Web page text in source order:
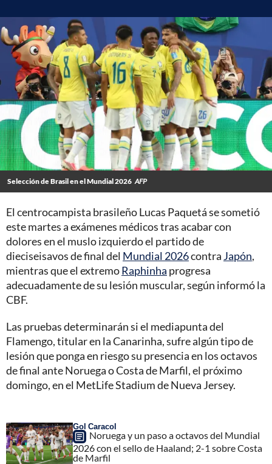
Selección de Brasil en el Mundial 2026 AFP
El centrocampista brasileño Lucas Paquetá se sometió
este martes a exámenes médicos tras acabar con
dolores en el muslo izquierdo el partido de
dieciseisavos de final del Mundial 2026contra Japón,
mientras que el extremoRaphinha progresa
adecuadamente de su lesión muscular, según informó la
CBF.
Las pruebas determinarán si el mediapunta del
Flamengo, titular en la Canarinha, sufre algún tipo de
lesión que ponga en riesgo su presencia en los octavos
de final ante Noruega o Costa de Marfil, el próximo
domingo, en el MetLife Stadium de Nueva Jersey.
Gol Caracol
Noruega y un paso a octavos del Mundial
2026 con el sello de Haaland; 2-1 sobre Costa
de Marfil